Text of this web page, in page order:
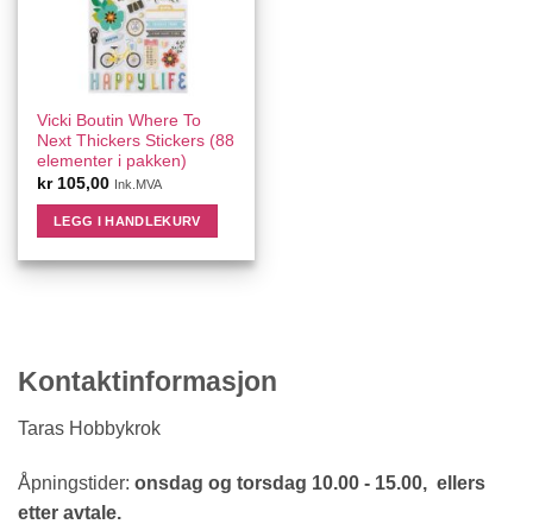
Vicki Boutin Where To
Next Thickers Stickers (88
elementer i pakken)
kr105,00 Ink.MVA
LEGG I HANDLEKURV
Kontaktinformasjon
Taras Hobbykrok
Åpningstider: onsdag og torsdag 10.00 - 15.00, ellers
etter avtale.